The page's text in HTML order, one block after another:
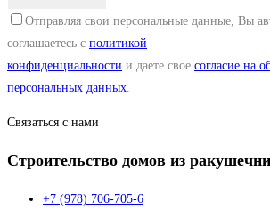
Отправляя свои персональные данные, Вы
соглашаетесь с политикой
конфиденциальности и даете свое согласие на
персональных данных.
Связаться с нами
Строительство домов из
+7 (978) 706-705-6